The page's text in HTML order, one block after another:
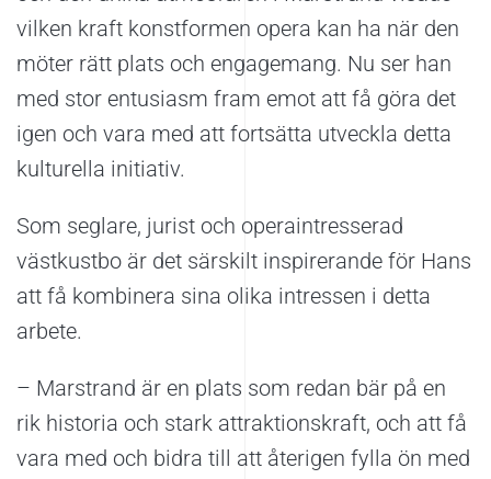
vilken kraft konstformen opera kan ha när den
möter rätt plats och engagemang. Nu ser han
med stor entusiasm fram emot att få göra det
igen och vara med att fortsätta utveckla detta
kulturella initiativ.
Som seglare, jurist och operaintresserad
västkustbo är det särskilt inspirerande för Hans
att få kombinera sina olika intressen i detta
arbete.
– Marstrand är en plats som redan bär på en
rik historia och stark attraktionskraft, och att få
vara med och bidra till att återigen fylla ön med